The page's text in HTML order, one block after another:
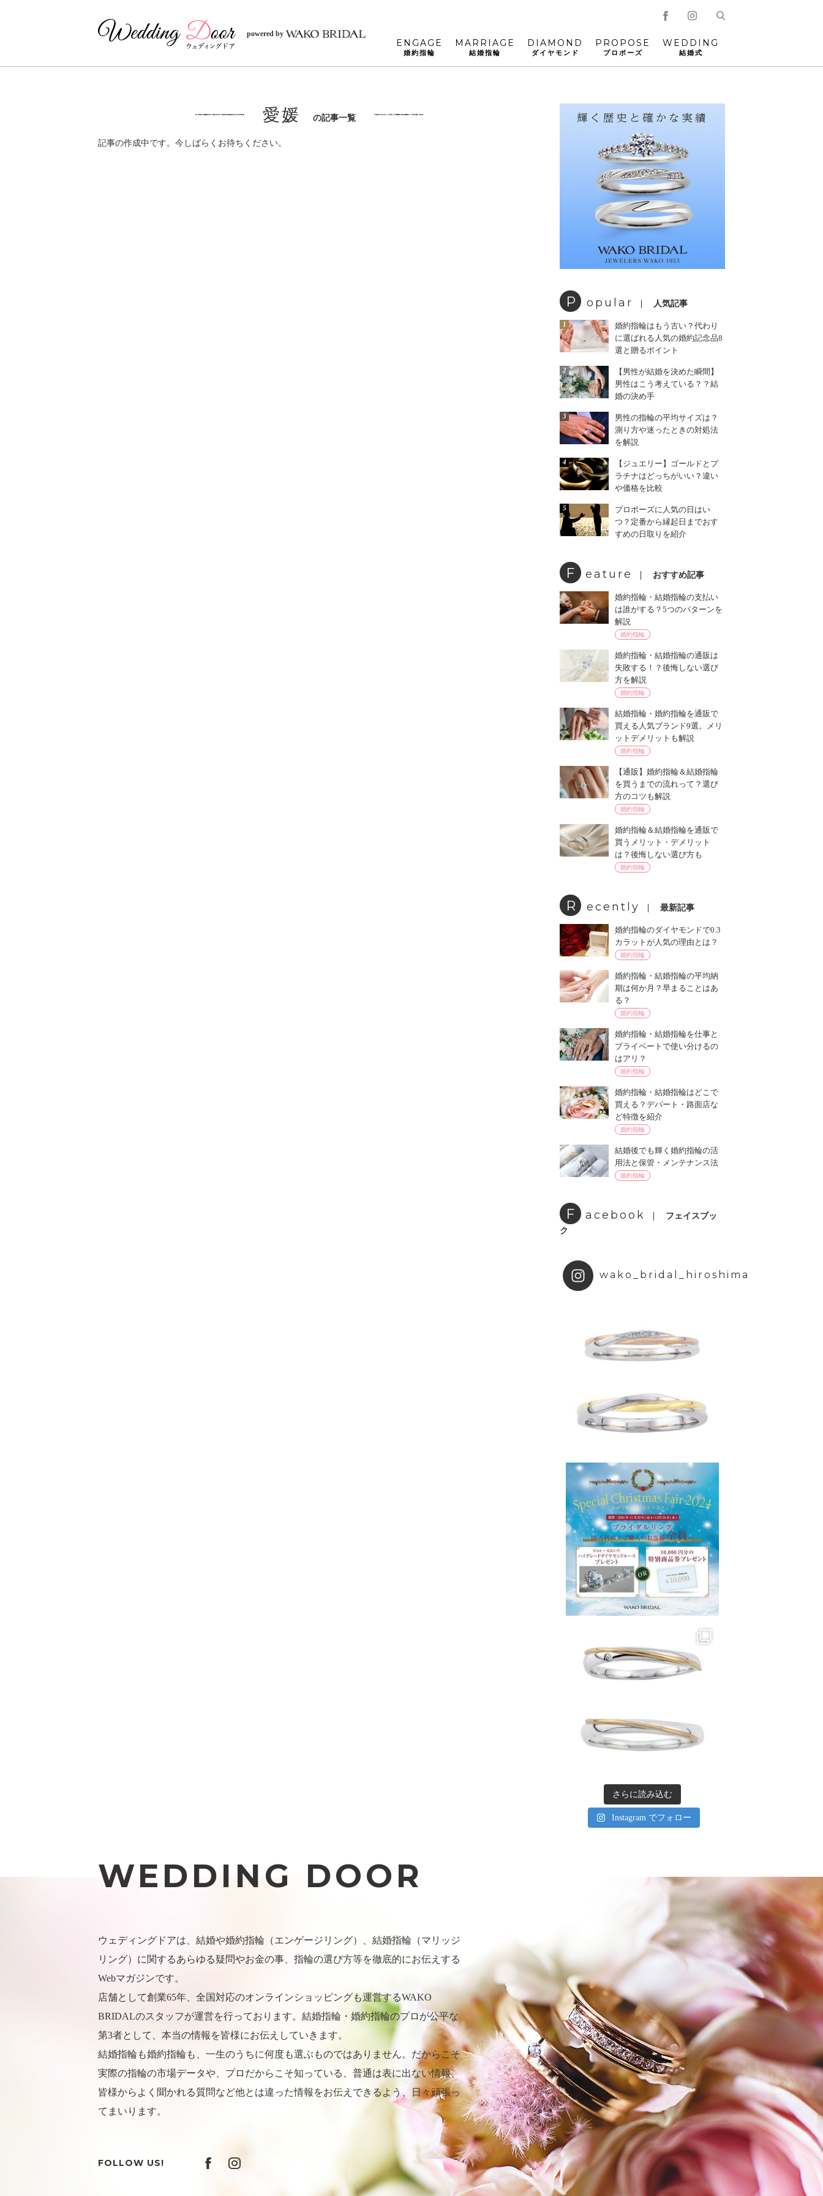
powered by
ENGAGE
婚約指輪
MARRIAGE
結婚指輪
DIAMOND
ダイヤモンド
PROPOSE
プロポーズ
WEDDING
結婚式
愛媛 の記事一覧
記事の作成中です。今しばらくお待ちください。
P opular 人気記事
1
婚約指輪はもう古い？代わり
に選ばれる人気の婚約記念品8
選と贈るポイント
2
【男性が結婚を決めた瞬間】
男性はこう考えている？？結
婚の決め手
3
男性の指輪の平均サイズは？
測り方や迷ったときの対処法
を解説
4
【ジュエリー】ゴールドとプ
ラチナはどっちがいい？違い
や価格を比較
5
プロポーズに人気の日はい
つ？定番から縁起日までおす
すめの日取りを紹介
F eature おすすめ記事
婚約指輪・結婚指輪の支払い
は誰がする？5つのパターンを
解説
婚約指輪
婚約指輪・結婚指輪の通販は
失敗する！？後悔しない選び
方を解説
婚約指輪
結婚指輪・婚約指輪を通販で
買える人気ブランド9選。メリ
ットデメリットも解説
婚約指輪
【通販】婚約指輪＆結婚指輪
を買うまでの流れって？選び
方のコツも解説
婚約指輪
婚約指輪＆結婚指輪を通販で
買うメリット・デメリット
は？後悔しない選び方も
婚約指輪
R ecently 最新記事
婚約指輪のダイヤモンドで0.3
カラットが人気の理由とは？
婚約指輪
婚約指輪・結婚指輪の平均納
期は何か月？早まることはあ
る？
婚約指輪
婚約指輪・結婚指輪を仕事と
プライベートで使い分けるの
はアリ？
婚約指輪
婚約指輪・結婚指輪はどこで
買える？デパート・路面店な
ど特徴を紹介
婚約指輪
結婚後でも輝く婚約指輪の活
用法と保管・メンテナンス法
婚約指輪
F acebook
フェイスブッ
ク
wako_bridal_hiroshima
さらに読み込む
Instagram でフォロー
WEDDING DOOR
ウェディングドアは、結婚や婚約指輪（エンゲージリング）、結婚指輪（マリッジ
リング）に関するあらゆる疑問やお金の事、指輪の選び方等を徹底的にお伝えする
Webマガジンです。
店舗として創業65年、全国対応のオンラインショッピングも運営するWAKO
BRIDALのスタッフが運営を行っております。結婚指輪・婚約指輪のプロが公平な
第3者として、本当の情報を皆様にお伝えしていきます。
結婚指輪も婚約指輪も、一生のうちに何度も選ぶものではありません。だからこそ
実際の指輪の市場データや、プロだからこそ知っている、普通は表に出ない情報、
皆様からよく聞かれる質問など他とは違った情報をお伝えできるよう、日々頑張っ
てまいります。
FOLLOW US!